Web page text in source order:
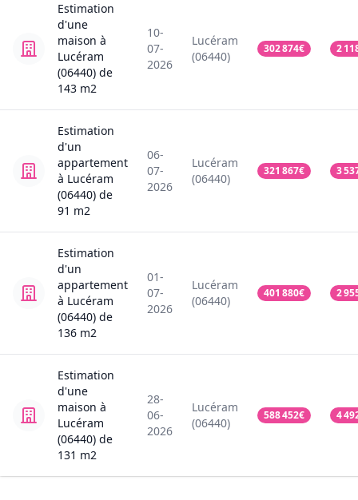
Estimation
d'une
maison à
Lucéram
(06440) de
143 m2
10-
07-
2026
Lucéram
(06440)
302 874€ 2
Estimation
d'un
appartement
à Lucéram
(06440) de
91 m2
06-
07-
2026
Lucéram
(06440)
321 867€ 3
Estimation
d'un
appartement
à Lucéram
(06440) de
136 m2
01-
07-
2026
Lucéram
(06440)
401 880€ 2
Estimation
d'une
maison à
Lucéram
(06440) de
131 m2
28-
06-
2026
Lucéram
(06440)
588 452€ 4